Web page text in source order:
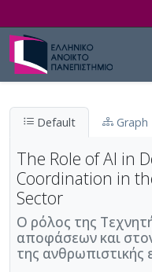
Default Graph
The Role of AI in
Coordination in
Sector
Ο ρόλος της
αποφάσεων και
της ανθρωπιστικής